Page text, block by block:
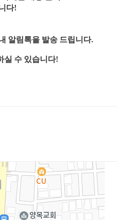
다!
알림톡을 발송 드립니다.
실 수 있습니다!